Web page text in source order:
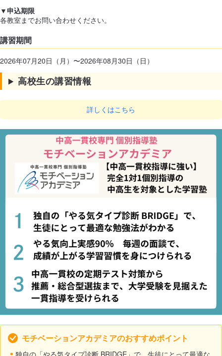
▼申込期限
各教室までお問い合わせください。
講習期間
2026年07月20日（月）〜2026年08月30日（日）
高校生の講習情報
詳しくはこちら
モチベーションアカデミアのおすすめポイント